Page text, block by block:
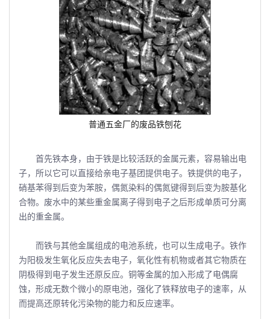
普通五金厂的废品铁刨花
首先铁本身，由于铁是比较活跃的金属元素，容易输出电
子，所以它可以直接给亲电子基团提供电子。铁提供的电子，
硝基苯得到后变为苯胺，偶氮染料的偶氮键得到后变为胺基化
合物。废水中的某些重金属离子得到电子之后形成单质可分离
出的重金属。
而铁与其他金属组成的电池系统，也可以生成电子。铁作
为阳极发生氧化反应失去电子，氧化性有机物或者其它物质在
阴极得到电子发生还原反应。铜等金属的加入形成了电偶腐
蚀，形成无数个微小的原电池，强化了铁释放电子的速率，从
而提高还原转化污染物的能力和反应速率。